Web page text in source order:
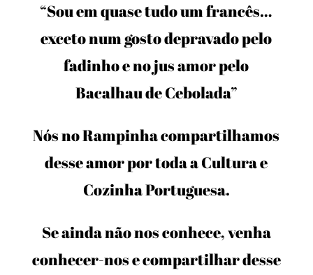
“Sou em quase tudo um francês…
exceto num gosto depravado pelo
fadinho e no jus amor pelo
Bacalhau de Cebolada”
Nós no Rampinha compartilhamos
desse amor por toda a Cultura e
Cozinha Portuguesa.
Se ainda não nos conhece, venha
conhecer-nos e compartilhar desse